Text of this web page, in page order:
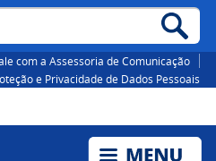
com a Assessoria de Comunicação
e Privacidade de Dados Pessoais